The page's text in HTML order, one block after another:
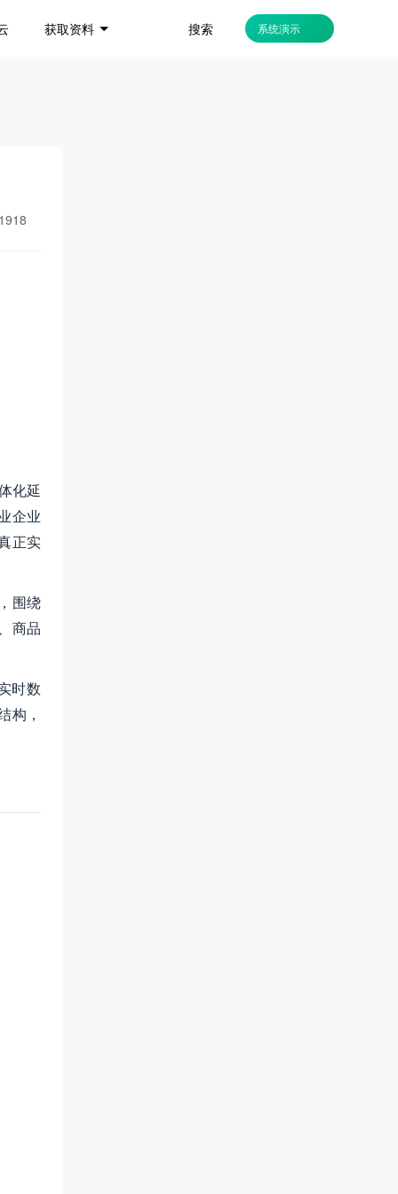
获取资料 搜索 系统演示
化延
企业
正实
围绕
商品
时数
构，